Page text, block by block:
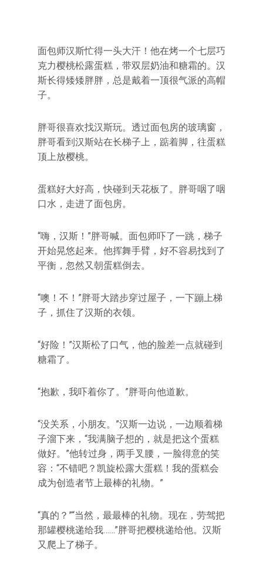
面包师汉斯忙得一头大汗！他在烤一个七层巧
克力樱桃松露蛋糕，带双层奶油和糖霜的。汉
斯长得矮矮胖胖，总是戴着一顶很气派的高帽
子。
胖哥很喜欢找汉斯玩。透过面包房的玻璃窗，
胖哥看到汉斯站在长梯子上，踮着脚，往蛋糕
顶上放樱桃。
蛋糕好大好高，快碰到天花板了。胖哥咽了咽
口水，走进了面包房。
“嗨，汉斯！”胖哥喊。面包师吓了一跳，梯子
开始晃悠起来。他挥舞手臂，好不容易找到了
平衡，忽然又朝蛋糕倒去。
“噢！不！”胖哥大踏步穿过屋子，一下蹦上梯
子，抓住了汉斯的衣领。
“好险！”汉斯松了口气，他的脸差一点就碰到
糖霜了。
“抱歉，我吓着你了。”胖哥向他道歉。
“没关系，小朋友。”汉斯一边说，一边顺着梯
子溜下来，“我满脑子想的，就是把这个蛋糕
做好。”他转过身，两手叉腰，一脸得意的笑
容：“不错吧？凯旋松露大蛋糕！我的蛋糕会
成为创造者节上最棒的礼物。”
“真的？”“当然，最最棒的礼物。现在，劳驾把
那罐樱桃递给我……”胖哥把樱桃递给他。汉斯
又爬上了梯子。